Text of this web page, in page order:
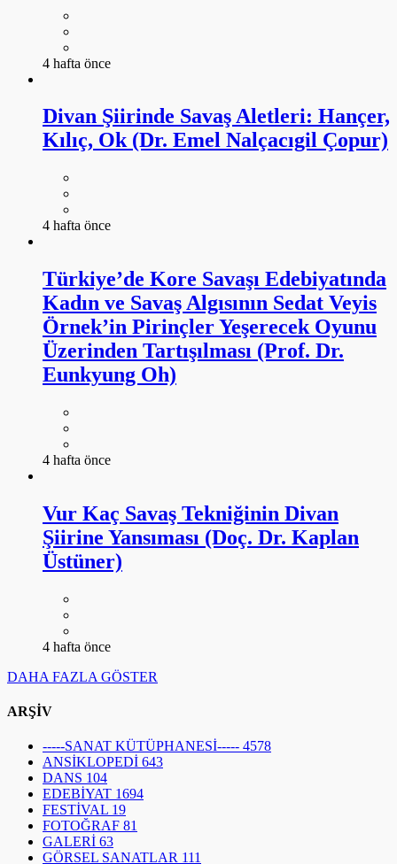
4 hafta önce
Divan Şiirinde Savaş Aletleri: Hançer,
Kılıç, Ok (Dr. Emel Nalçacıgil Çopur)
4 hafta önce
Türkiye’de Kore Savaşı Edebiyatında
Kadın ve Savaş Algısının Sedat Veyis
Örnek’in Pirinçler Yeşerecek Oyunu
Üzerinden Tartışılması (Prof. Dr.
Eunkyung Oh)
4 hafta önce
Vur Kaç Savaş Tekniğinin Divan
Şiirine Yansıması (Doç. Dr. Kaplan
Üstüner)
4 hafta önce
DAHA FAZLA GÖSTER
ARŞİV
-----SANAT KÜTÜPHANESİ----- 4578
ANSİKLOPEDİ 643
DANS 104
EDEBİYAT 1694
FESTİVAL 19
FOTOĞRAF 81
GALERİ 63
GÖRSEL SANATLAR 111